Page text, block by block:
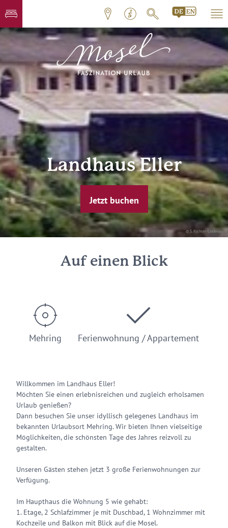
© S. Richter-Lindenau
Landhaus Eller
Jetzt buchen
Auf einen Blick
Mehring Ferienwohnung / Appartement
Willkommen im Landhaus Eller!
Möchten Sie einen erlebnisreichen und zugleich erholsamen
Urlaub genießen?
Dann besuchen Sie unser idyllisch gelegenes Landhaus im
bekannten Urlaubsort Mehring. Wir bieten Ihnen vielseitige
Möglichkeiten, die schönsten Tage des Jahres reizvoll zu
gestalten.
Unseren Gästen stehen jetzt 3 große Ferienwohnungen zur
Verfügung.
Im Haupthaus die Wohnung 5 wie gehabt:
1. Etage, 2 Schlafzimmer je mit Duschbad, 1 Wohnzimmer mit
Kochzeile und Balkon mit Blick auf die Mosel.